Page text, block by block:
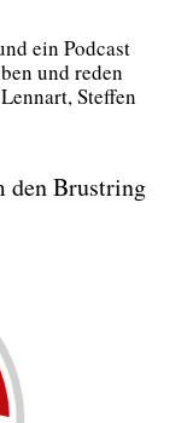
ein Pod­cast
und reden
Stef­fen
den Brustring